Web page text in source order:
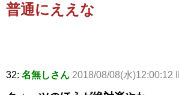
普通にええな
32: 名無しさん 2018/08/08(水)12:00:12